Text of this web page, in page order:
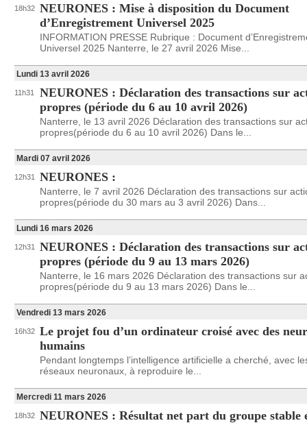
18h32 NEURONES : Mise à disposition du Document
d’Enregistrement Universel 2025
INFORMATION PRESSE Rubrique : Document
Universel 2025 Nanterre, le 27 avril 2026 Mise...
Lundi 13 avril 2026
11h31
NEURONES : Déclaration des transactions sur
propres (période du 6 au 10 avril 2026)
Nanterre, le 13 avril 2026 Déclaration des transactions sur
propres(période du 6 au 10 avril 2026) Dans le...
Mardi 07 avril 2026
12h31 NEURONES :
Nanterre, le 7 avril 2026 Déclaration des transactions sur
propres(période du 30 mars au 3 avril 2026) Dans...
Lundi 16 mars 2026
12h31
NEURONES : Déclaration des transactions sur
propres (période du 9 au 13 mars 2026)
Nanterre, le 16 mars 2026 Déclaration des transactions sur
propres(période du 9 au 13 mars 2026) Dans le...
Vendredi 13 mars 2026
16h32 Le projet fou d’un ordinateur croisé avec des
humains
Pendant longtemps l’intelligence artificielle a cherché, avec
réseaux neuronaux, à reproduire le...
Mercredi 11 mars 2026
18h32 NEURONES : Résultat net part du groupe stable